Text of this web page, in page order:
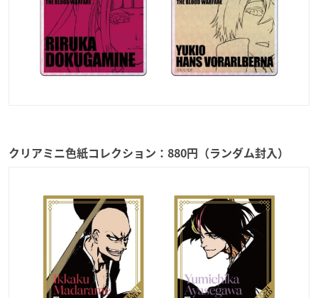
クリアミニ色紙コレクション：880円（ランダム封入）